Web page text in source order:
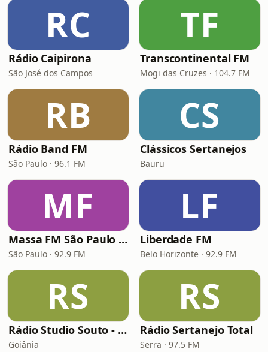
RC
Rádio Caipirona
São José dos Campos
TF
Transcontinental FM
Mogi das Cruzes · 104.7 FM
RB
Rádio Band FM
São Paulo · 96.1 FM
CS
Clássicos Sertanejos
Bauru
MF
Massa FM São Paulo 92.9
São Paulo · 92.9 FM
LF
Liberdade FM
Belo Horizonte · 92.9 FM
RS
Rádio Studio Souto - Sertaneja
Goiânia
RS
Rádio Sertanejo Total
Serra · 97.5 FM